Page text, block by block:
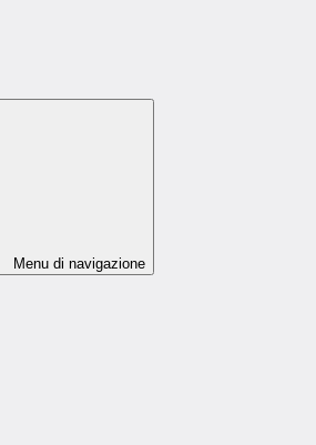
Menu di navigazione